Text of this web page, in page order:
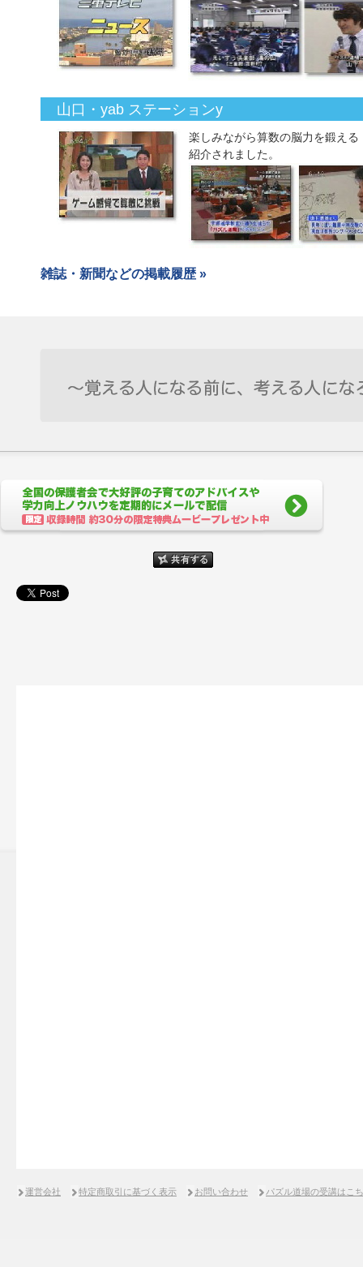
山口・yab ステーションy
楽しみながら算数の脳力を鍛え
紹介されました。
雑誌・新聞などの掲載履歴 »
運営会社 特定商取引に基づく表示 お問い合わせ パズル道場の受講はこ